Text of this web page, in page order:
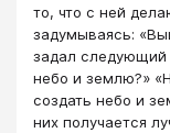
то, что с ней
задумываясь:
задал следующий
небо и землю?»
создать небо и
них получается